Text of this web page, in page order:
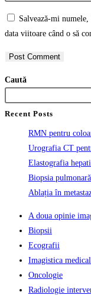
comment
comment
(optional)
Salvează-mi
data viitoare când o să
Caută
Recent Posts
RMN pentru
Urografia CT
Elastografia
Biopsia
Ablația în
A doua opinie
Biopsii
Ecografii
Imagistica
Oncologie
Radiologie